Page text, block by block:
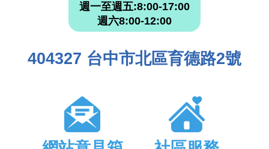
週一至週五:8:00-17:00
週六8:00-12:00
404327 台中市北區育德路2號